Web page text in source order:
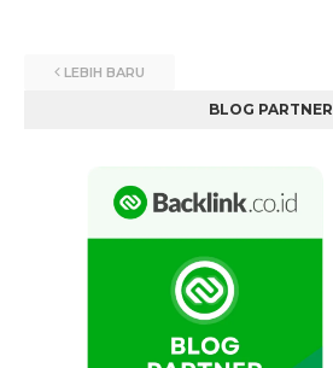
LEBIH BARU
BLOG PARTNER